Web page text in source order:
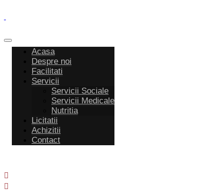
Acasa
Despre noi
Facilitati
Servicii
Servicii Sociale
Servicii Medicale
Nutritia
Licitatii
Achizitii
Contact